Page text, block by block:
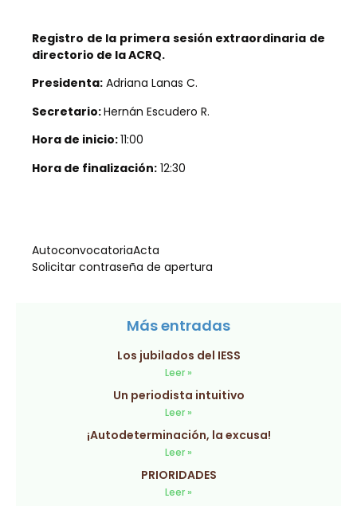
Registro de la primera sesión extraordinaria de
directorio de la ACRQ.
Presidenta: Adriana Lanas C.
Secretario:Hernán Escudero R.
Hora de inicio:11:00
Hora de finalización: 12:30
AutoconvocatoriaActa
Solicitar contraseña de apertura
Más entradas
Los jubilados del IESS
Leer »
Un periodista intuitivo
Leer »
¡Autodeterminación, la excusa!
Leer »
PRIORIDADES
Leer »